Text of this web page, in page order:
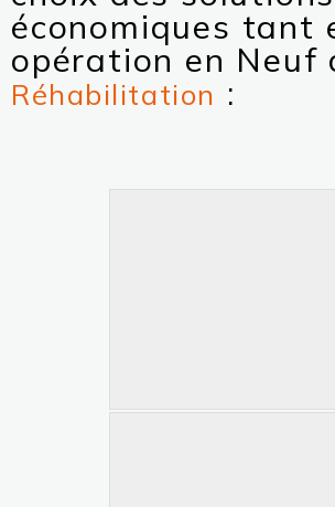
économiques tant
opération en Neuf
Réhabilitation :